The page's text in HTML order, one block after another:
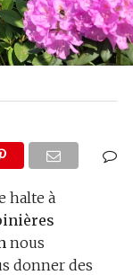
halte à
nous
donner des